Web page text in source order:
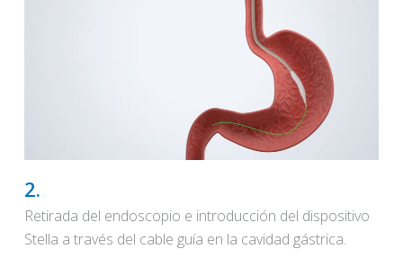
2.
Retirada del endoscopio e introducción del dispositivo
Stella a través del cable guía en la cavidad gástrica.